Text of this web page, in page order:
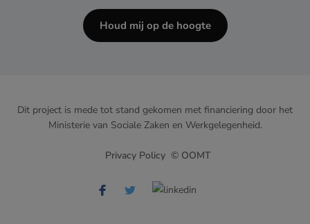
Houd mij op de hoogte
Privacy Policy © OOMT
Dit project is mede tot stand gekomen met financiering door het
Ministerie van Sociale Zaken en Werkgelegenheid.